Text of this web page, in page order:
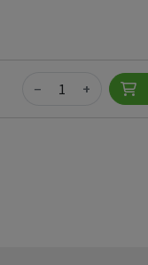
Quantity
− +